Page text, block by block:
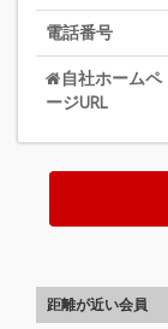
電話番号
自社ホームペ
ージURL
距離が近い会員